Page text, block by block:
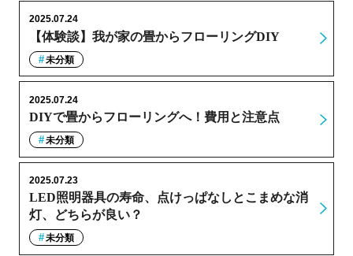
【体験談】我が家の畳からフローリングDIY
2025.07.24
未分類
DIYで畳からフローリングへ！費用と注意点
2025.07.24
未分類
LED照明器具の寿命、点けっぱなしとこまめな消
灯、どちらが良い？
2025.07.23
未分類